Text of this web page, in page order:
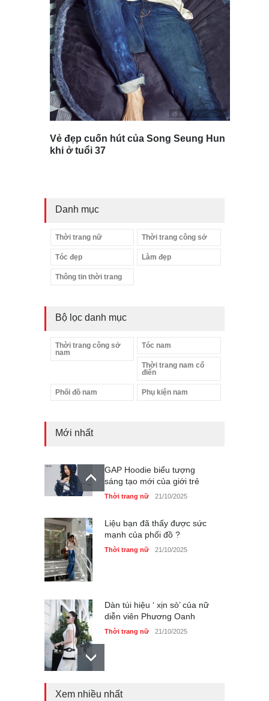
Vẻ đẹp cuốn hút của Song Seung Hun
khi ở tuổi 37
Danh mục
Thời trang nữ Thời trang công sở
Tóc đẹp Làm đẹp
Thông tin thời trang
Bộ lọc danh mục
Thời trang công sở
nam
Tóc nam
Thời trang nam cổ
điển
Phối đồ nam Phụ kiện nam
Mới nhất
GAP Hoodie biểu tượng
sáng tạo mới của giới trẻ
Thời trang nữ 21/10/2025
Liệu bạn đã thấy được sức
mạnh của phối đồ ?
Thời trang nữ 21/10/2025
Dàn túi hiệu ‘ xịn sò’ của nữ
diễn viên Phương Oanh
Thời trang nữ 21/10/2025
Mẫu áo khoác đẹp cho phụ
Xem nhiều nhất